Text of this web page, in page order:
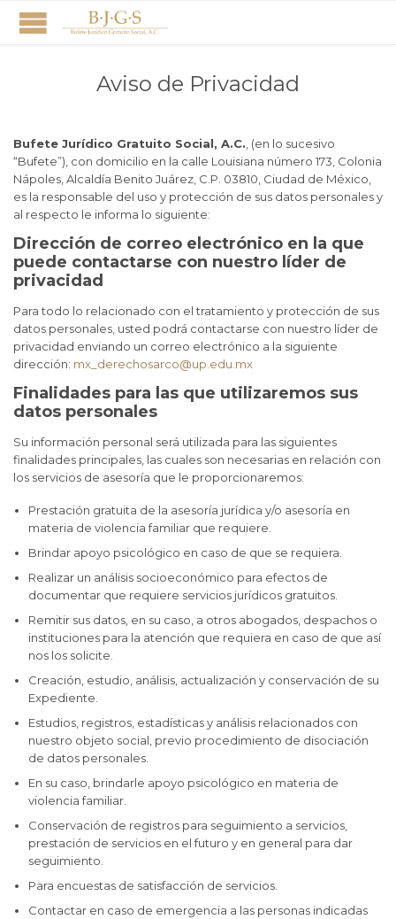
Aviso de Privacidad
Bufete Jurídico Gratuito Social, A.C. , (en lo sucesivo
“Bufete”), con domicilio en la calle Louisiana número 173, Colonia
Nápoles, Alcaldía Benito Juárez, C.P. 03810, Ciudad de México,
es la responsable del uso y protección de sus datos personales y
al respecto le informa lo siguiente:
Dirección de correo electrónico en la que
puede contactarse con nuestro líder de
privacidad
Para todo lo relacionado con el tratamiento y protección de sus
datos personales, usted podrá contactarse con nuestro líder de
privacidad enviando un correo electrónico a la siguiente
dirección: mx_derechosarco@up.edu.mx
Finalidades para las que utilizaremos sus
datos personales
Su información personal será utilizada para las siguientes
finalidades principales, las cuales son necesarias en relación con
los servicios de asesoría que le proporcionaremos:
Prestación gratuita de la asesoría jurídica y/o asesoría en
materia de violencia familiar que requiere.
Brindar apoyo psicológico en caso de que se requiera.
Realizar un análisis socioeconómico para efectos de
documentar que requiere servicios jurídicos gratuitos.
Remitir sus datos, en su caso, a otros abogados, despachos o
instituciones para la atención que requiera en caso de que así
nos los solicite.
Creación, estudio, análisis, actualización y conservación de su
Expediente.
Estudios, registros, estadísticas y análisis relacionados con
nuestro objeto social, previo procedimiento de disociación
de datos personales.
En su caso, brindarle apoyo psicológico en materia de
violencia familiar.
Conservación de registros para seguimiento a servicios,
prestación de servicios en el futuro y en general para dar
seguimiento.
Para encuestas de satisfacción de servicios.
Contactar en caso de emergencia a las personas indicadas